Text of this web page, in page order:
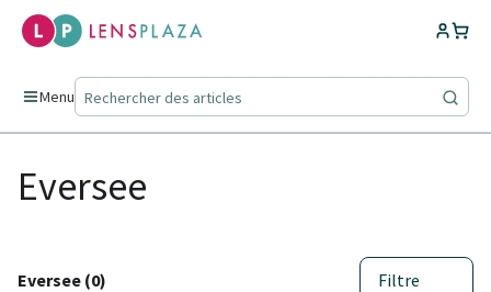
Menu
Eversee
Eversee (0) Filtre